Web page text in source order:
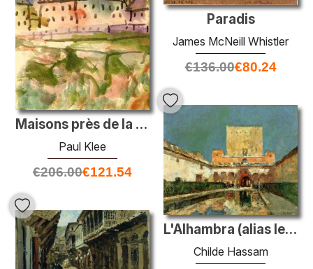
Paradis
James McNeill Whistler
€136.00€80.24
Maisons près de la fosse de gravier
Paul Klee
€206.00€121.54
L'Alhambra (alias le palais d'été des califes, Grenade, Espagne)
Childe Hassam